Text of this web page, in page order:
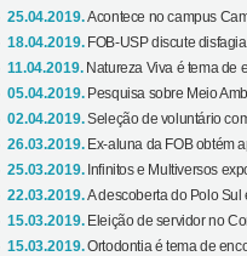
25.04.2019.Acontece no campus
18.04.2019. FOB-USP discute
11.04.2019. Natureza Viva é tema de
05.04.2019. Pesquisa sobre Meio
02.04.2019.Seleção de voluntário
26.03.2019. Ex-aluna da FOB obtém
25.03.2019. Infinitos e Multiversos
22.03.2019.A descoberta do Polo Sul
15.03.2019. Eleição de servidor no
15.03.2019.Ortodontia é tema de